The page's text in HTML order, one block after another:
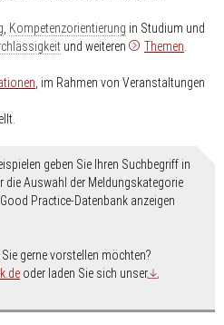
Kompetenzorientierung in Studium und
und weiteren Themen
, im Rahmen von Veranstaltungen
geben Sie Ihren Suchbegriff in
die Auswahl der Meldungskategorie
Practice-Datenbank anzeigen
gerne vorstellen möchten?
oder laden Sie sich unser